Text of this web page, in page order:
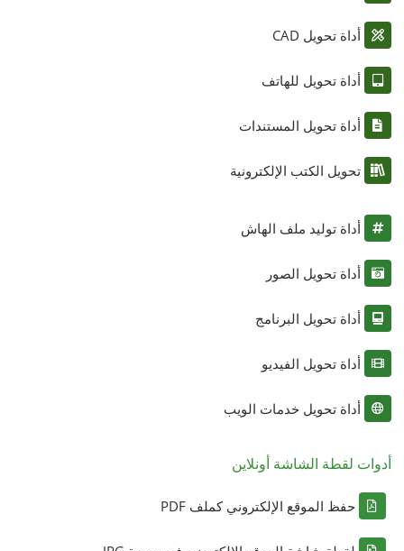
أداة تحويل CAD
أداة تحويل للهاتف
أداة تحويل المستندات
تحويل الكتب الإلكترونية
أداة توليد ملف الهاش
أداة تحويل الصور
أداة تحويل البرنامج
أداة تحويل الفيديو
أداة تحويل خدمات الويب
أدوات لقطة الشاشة أونلاين
حفظ الموقع الإلكتروني كملف PDF